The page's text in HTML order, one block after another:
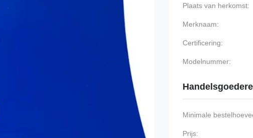
Plaats van herkomst:
Merknaam:
Certificering:
Modelnummer:
Minimale
Prijs: